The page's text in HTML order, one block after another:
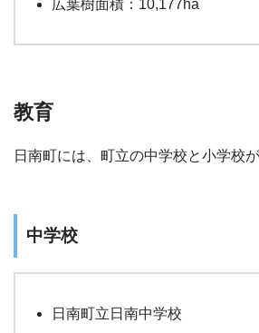
広葉樹面積：10,177ha
教育
日南町には、町立の中学校と小学校
中学校
日南町立日南中学校